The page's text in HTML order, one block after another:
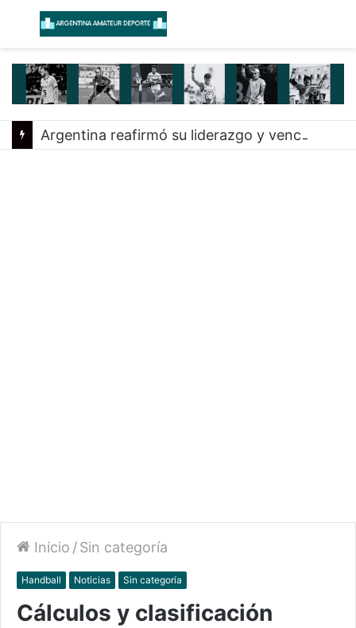
Menú
Inicio /Sin categoría
Handball Noticias Sin categoría
Cálculos y clasificación